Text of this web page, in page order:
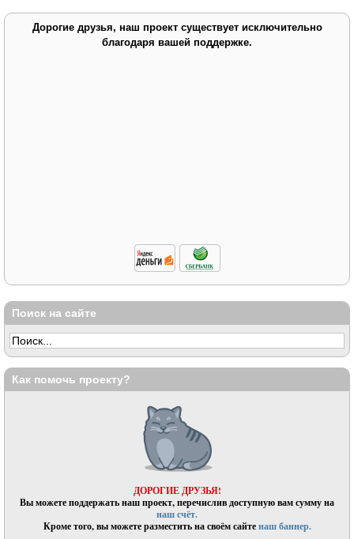
Дорогие друзья, наш проект существует исключительно
благодаря вашей поддержке.
Поиск на сайте
Как помочь проекту?
ДОРОГИЕ ДРУЗЬЯ!
Вы можете поддержать наш проект, перечислив доступную вам сумму на
наш счёт.
Кроме того, вы можете разместить на своём сайтенаш баннер.